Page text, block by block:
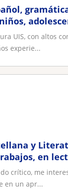
UIS, con altos
experie...
y
en
puedo
crítico, me
en un apr...